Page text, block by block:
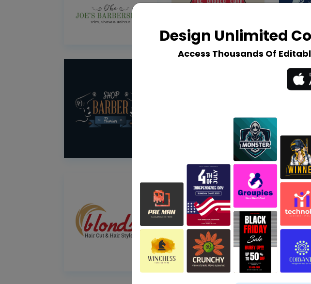
Design Unlimited
Access Thousands Of